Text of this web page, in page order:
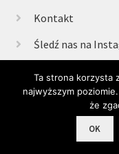
Kontakt
Śledź nas na
© Retrogabinet 2025
Ta strona korzysta
najwyższym
że
OK